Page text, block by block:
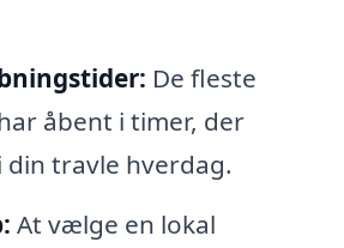
De fleste
åbent i timer, der
din travle hverdag.
At vælge en lokal